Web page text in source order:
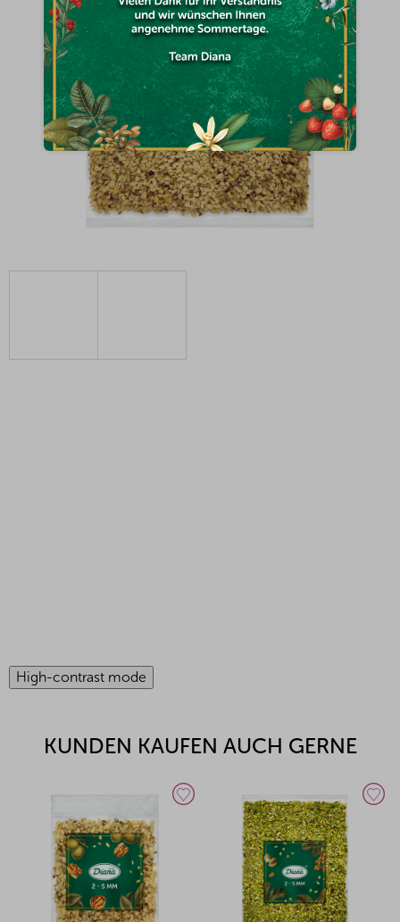
High-contrast mode
KUNDEN KAUFEN AUCH GERNE